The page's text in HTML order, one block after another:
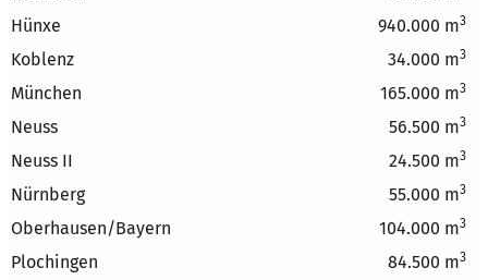
Hünxe 940.000 m3
Koblenz 34.000 m3
München 165.000 m3
Neuss 56.500 m3
Neuss II 24.500 m3
Nürnberg 55.000 m3
Oberhausen/Bayern 104.000 m3
Plochingen 84.500 m3